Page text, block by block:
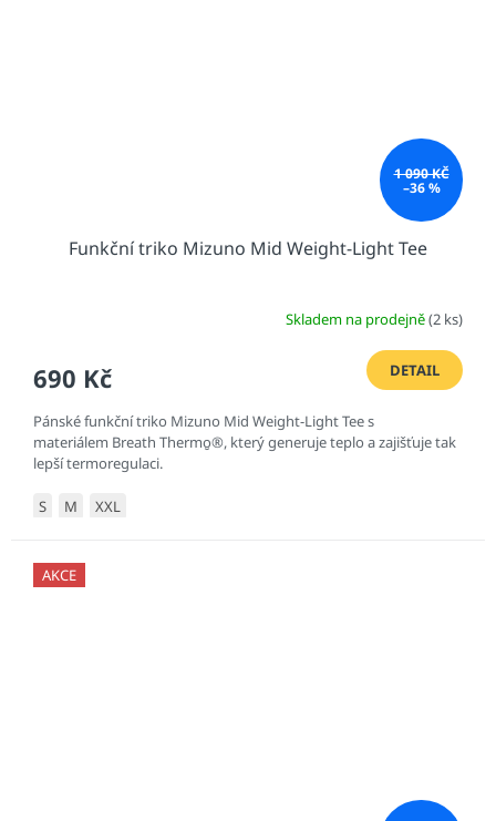
1 090 KČ
–36 %
Funkční triko Mizuno Mid Weight-Light Tee
Skladem na prodejně(2 ks)
690 Kč DETAIL
Pánské funkční triko Mizuno Mid Weight-Light Tee s
materiálem Breath Thermo̮®, který generuje teplo a zajišťuje tak
lepší termoregulaci.
S M XXL
AKCE